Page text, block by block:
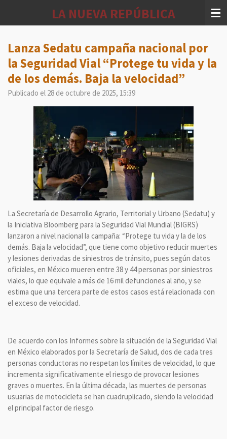
principal
LA NUEVA REPÚBLICA
Lanza Sedatu campaña nacional por
la Seguridad Vial “Protege tu vida y la
de los demás. Baja la velocidad”
Publicado el 28 de octubre de 2025, 15:39
La Secretaría de Desarrollo Agrario, Territorial y Urbano (Sedatu) y
la Iniciativa Bloomberg para la Seguridad Vial Mundial (BIGRS)
lanzaron a nivel nacional la campaña: “Protege tu vida y la de los
demás. Baja la velocidad”, que tiene como objetivo reducir muertes
y lesiones derivadas de siniestros de tránsito, pues según datos
oficiales, en México mueren entre 38 y 44 personas por siniestros
viales, lo que equivale a más de 16 mil defunciones al año, y se
estima que una tercera parte de estos casos está relacionada con
el exceso de velocidad.
De acuerdo con los Informes sobre la situación de la Seguridad Vial
en México elaborados por la Secretaría de Salud, dos de cada tres
personas conductoras no respetan los límites de velocidad, lo que
incrementa significativamente el riesgo de provocar lesiones
graves o muertes. En la última década, las muertes de personas
usuarias de motocicleta se han cuadruplicado, siendo la velocidad
el principal factor de riesgo.